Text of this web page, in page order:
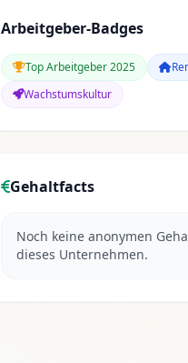
Arbeitgeber-Badges
Top Arbeitgeber 2025
Wachstumskultur
Gehaltfacts
Noch keine anonymen
dieses Unternehmen.